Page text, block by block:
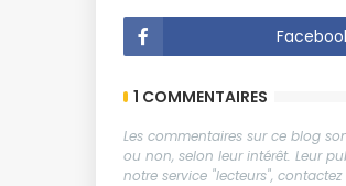
1 COMMENTAIRES
Les commentaires sur ce blog
ou non, selon leur intérêt. Leur
notre service "lecteurs",